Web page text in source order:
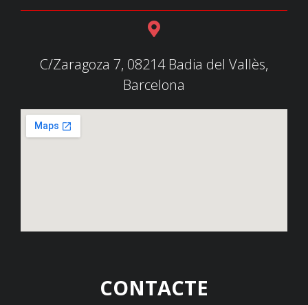
C/Zaragoza 7, 08214 Badia del Vallès,
Barcelona
CONTACTE